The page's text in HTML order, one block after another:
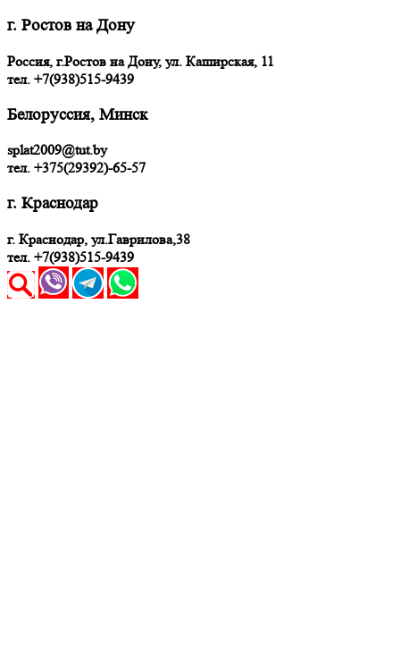
г. Ростов на Дону
Россия, г.Ростов на Дону, ул. Каширская, 11
тел. +7(938)515-9439
Белоруссия, Минск
splat2009@tut.by
тел. +375(29392)-65-57
г. Краснодар
г. Краснодар, ул.Гаврилова,38
тел. +7(938)515-9439